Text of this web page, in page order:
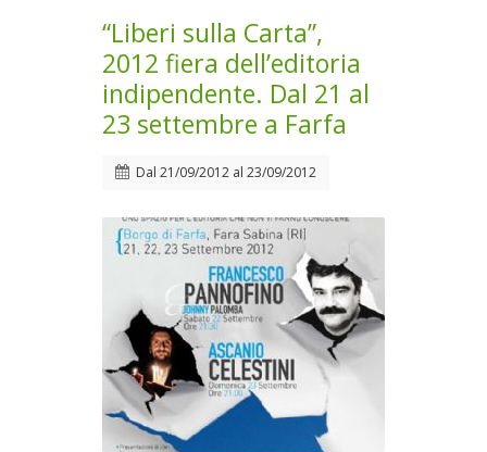
“Liberi sulla Carta”,
2012 fiera dell’editoria
indipendente. Dal 21 al
23 settembre a Farfa
Dal 21/09/2012 al 23/09/2012